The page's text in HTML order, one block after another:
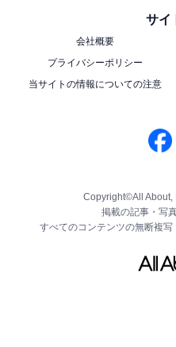
サイ
会社概要
プライバシーポリシー
当サイトの情報についての注意
Copyright©All About,
掲載の記事・写
すべてのコンテンツの無断複写